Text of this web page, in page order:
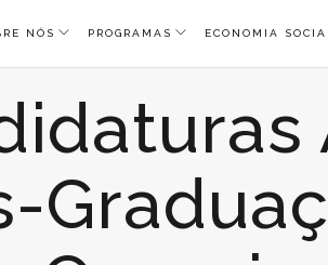
NÓS PROGRAMAS ECONOMIA